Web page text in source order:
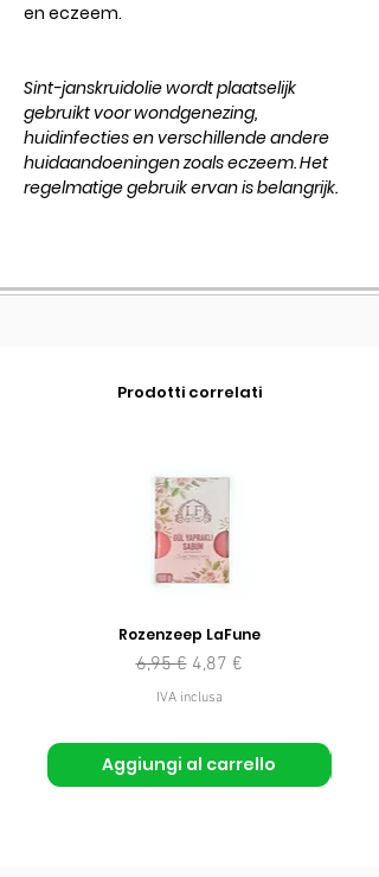
en eczeem.
Sint-janskruidolie wordt plaatselijk
gebruikt voor wondgenezing,
huidinfecties en verschillende andere
huidaandoeningen zoals eczeem. Het
regelmatige gebruik ervan is belangrijk.
Prodotti correlati
Rozenzeep LaFune
Prezzo regolare
6,95 € Prezzo scontato
4,87 €
IVA inclusa
Aggiungi al carrello